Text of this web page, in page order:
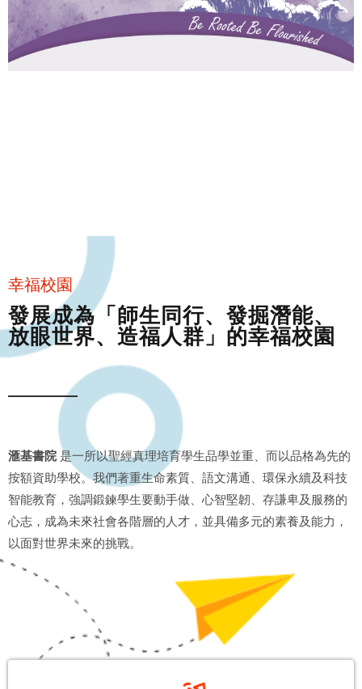
幸福校園
發展成為「師生同行、發掘潛能、
放眼世界、造福人群」的幸福校園
滙基書院是一所以聖經真理培育學生品學並重、而以品格為先的
按額資助學校。我們著重生命素質、語文溝通、環保永續及科技
智能教育，強調鍛鍊學生要動手做、心智堅韌、存謙卑及服務的
心志，成為未來社會各階層的人才，並具備多元的素養及能力，
以面對世界未來的挑戰。